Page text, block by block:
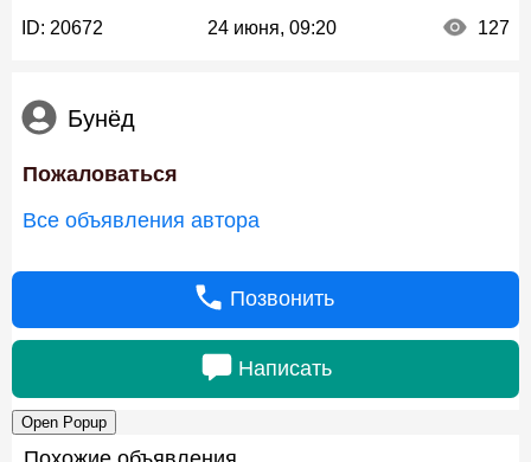
ID: 20672 24 июня, 09:20 127
Бунёд
Пожаловаться
Все объявления автора
Позвонить
Написать
Open Popup